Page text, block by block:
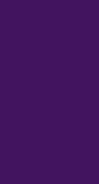
logements
neufs et
serez